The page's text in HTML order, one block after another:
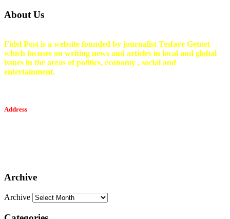
About Us
Fidel Post is a website founded by journalist Tesfaye Getnet
which focuses on writing news and articles in local and global
issues in the areas of politics, economy , social and
entertainment.
Address
Archive
Archive